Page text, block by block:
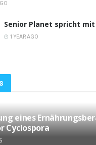
Senior Planet spricht
1 YEAR AGO
eines
Cyclospora